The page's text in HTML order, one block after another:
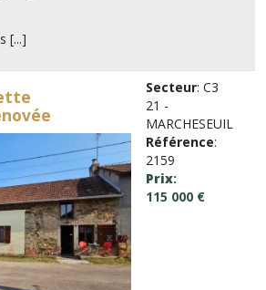
[...]
Secteur: C3
21 -
MARCHESEUIL
Référence:
2159
Prix:
115 000 €